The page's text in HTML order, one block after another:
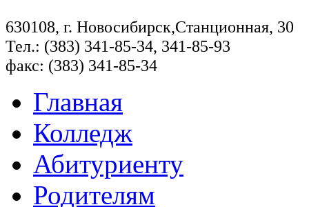
630108, г. Новосибирск,Станционная, 30
Тел.: (383) 341-85-34, 341-85-93
факс: (383) 341-85-34
Главная
Колледж
Абитуриенту
Родителям